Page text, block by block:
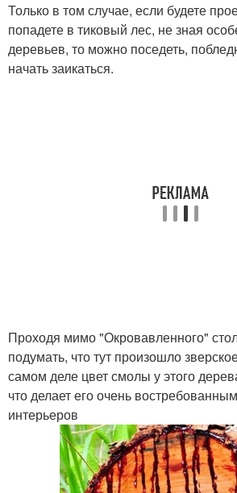
Только в том случае, если будете
попадете в тиковый лес, не зная
деревьев, то можно поседеть,
начать заикаться.
Проходя мимо "Окровавленного"
подумать, что тут произошло
самом деле цвет смолы у этого
что делает его очень
интерьеров